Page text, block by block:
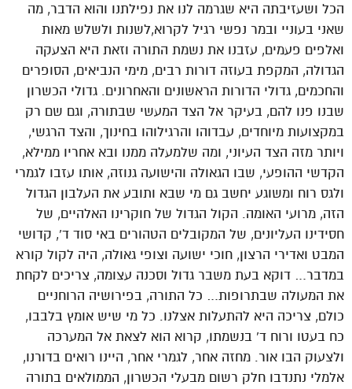
הכל ושעזיבתה היא שגרמה לנו את נפילתנו והוא הדבר, מה
שאני בעוניי ובמר נפשי רגיל לקרוא,לשנות ולשלש מאות
ואלפים פעמים, עזבנו את נשמת התורה וזאת היא הצעקה
הגדולה, המקפת בעוזה דורות רבים, מימי הנביאים, הסופרים
והחכמים, גדולי הדורות הראשונים והאחרונים. גדולי הכשרון
שבנו פנו להם, בעיקר אל הצד המעשי שבתורה, וגם שם רק
במקצועות מיוחדים, עבדוהו והרגילוהו בחינוך, והצד הרגשי,
ויותר מזה הצד העיוני, ומה שלמעלה ממנו ובא אחריו ממילא,
הקדשי ההופעי, שבו הגאולה והישועה גנוזה, אותו עזבו לגמרי
ולגס רוח ומשוגע יחשב גם מי שבא ותובע את העלבון הגדול
הזה, מרועי האומה. הקול הגדול של חוקרינו האלהיים, של
חסידינו העליונים, של המקובלים הטהורים באי סוד ד’, קדושי
המבט ואדירי הרצון, חוכי ישועה וצופי גאולה, היה לקול קורא
במדבר… דוקא בעת משבר גדול וסכנה עצומה, צריכים לקחת
את המעולה שבתרופות… כל התורה, בפירושיה הרוחניים
כולם, צריכה היא להתעלות אצלנו. כל מי שיש אומץ בלבבו,
כח בעטו ורוח ד’ בנשמתו, קרוא הוא לצאת אל המערכה
ולצעוק הבו אור. מחזה אחר, לגמרי אחר, היינו רואים בדורנו,
אלמלי נתנדבו חלק רשום מבעלי הכשרון, הממולאים בתורה